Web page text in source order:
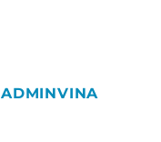
ADMINVINA